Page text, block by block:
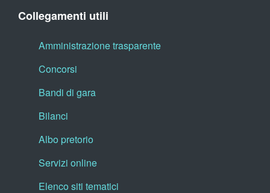
Collegamenti utili
Amministrazione trasparente
Concorsi
Bandi di gara
Bilanci
Albo pretorio
Servizi online
Elenco siti tematici